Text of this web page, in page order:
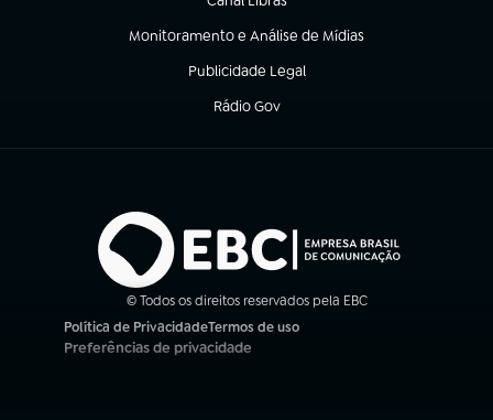
(abre em nova aba)
Monitoramento e Análise de Mídias
(abre em nova aba)
Publicidade Legal
(abre em nova aba)
Rádio Gov
(abre em nova aba)
© Todos os direitos reservados pela EBC
Política de Privacidade
(abre em nova aba)
Termos de uso
(abre em nova aba)
Preferências de privacidade